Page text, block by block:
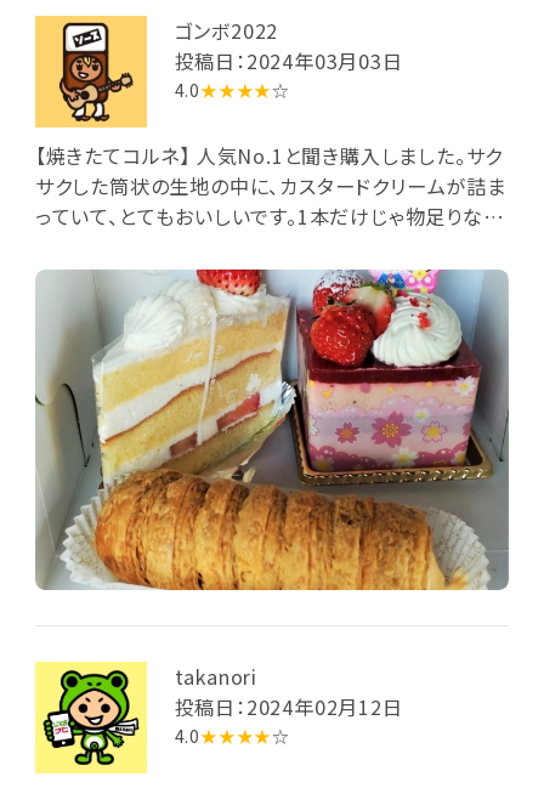
ゴンボ2022
投稿日：2024年03月03日
4.0★★★★☆
【焼きたてコルネ】 人気No.1と聞き購入しました。サク
サクした筒状の生地の中に、カスタードクリームが詰ま
っていて、とてもおいしいです。1本だけじゃ物足りない
円）とひなケーキ（600円）を購入しました。シンプルな
ショートケーキでしたが、生クリームがおいしかったで
す。
takanori
投稿日：2024年02月12日
4.0★★★★☆